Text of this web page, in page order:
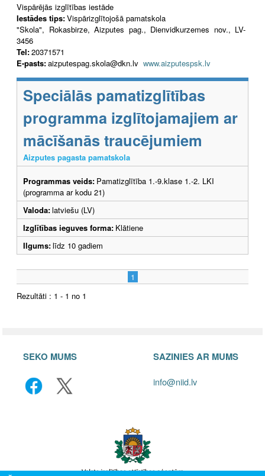
Vispārējās izglītības iestāde
Iestādes tips:Vispārizglītojošā pamatskola
"Skola", Rokasbirze, Aizputes pag., Dienvidkurzemes nov., LV-
3456
Tel:20371571
E-pasts:aizputespag.skola@dkn.lv www.aizputespsk.lv
Speciālās pamatizglītības
programma izglītojamajiem ar
mācīšanās traucējumiem
Aizputes pagasta pamatskola
Programmas veids: Pamatizglītība 1.-9.klase 1.-2. LKI
(programma ar kodu 21)
Valoda:latviešu (LV)
Izglītības ieguves forma: Klātiene
Ilgums:līdz 10 gadiem
1
Rezultāti : 1 - 1 no 1
SEKO MUMS SAZINIES AR MUMS
info@niid.lv